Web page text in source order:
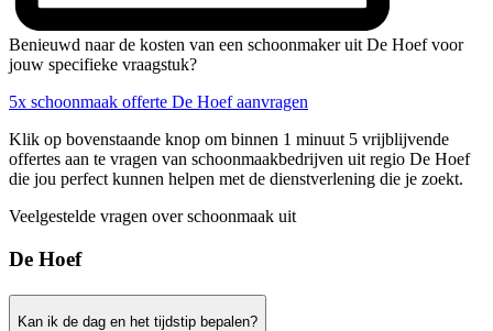
Benieuwd naar de kosten van een schoonmaker uit De Hoef voor
jouw specifieke vraagstuk?
5x schoonmaak offerte De Hoef aanvragen
Klik op bovenstaande knop om binnen 1 minuut 5 vrijblijvende
offertes aan te vragen van schoonmaakbedrijven uit regio De Hoef
die jou perfect kunnen helpen met de dienstverlening die je zoekt.
Veelgestelde vragen over schoonmaak uit
De Hoef
Kan ik de dag en het tijdstip bepalen?